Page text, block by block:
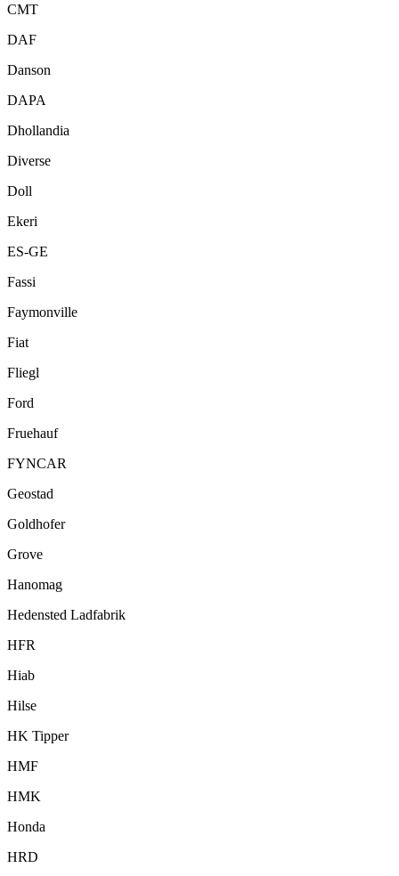
CMT
DAF
Danson
DAPA
Dhollandia
Diverse
Doll
Ekeri
ES-GE
Fassi
Faymonville
Fiat
Fliegl
Ford
Fruehauf
FYNCAR
Geostad
Goldhofer
Grove
Hanomag
Hedensted Ladfabrik
HFR
Hiab
Hilse
HK Tipper
HMF
HMK
Honda
HRD